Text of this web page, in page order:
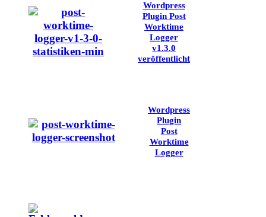
Wordpress
Plugin Post
Worktime
Logger
v1.3.0
veröffentlicht
Wordpress
Plugin
Post
Worktime
Logger